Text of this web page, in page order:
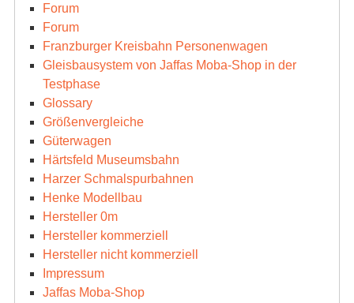
Forum
Forum
Franzburger Kreisbahn Personenwagen
Gleisbausystem von Jaffas Moba-Shop in der
Testphase
Glossary
Größenvergleiche
Güterwagen
Härtsfeld Museumsbahn
Harzer Schmalspurbahnen
Henke Modellbau
Hersteller 0m
Hersteller kommerziell
Hersteller nicht kommerziell
Impressum
Jaffas Moba-Shop